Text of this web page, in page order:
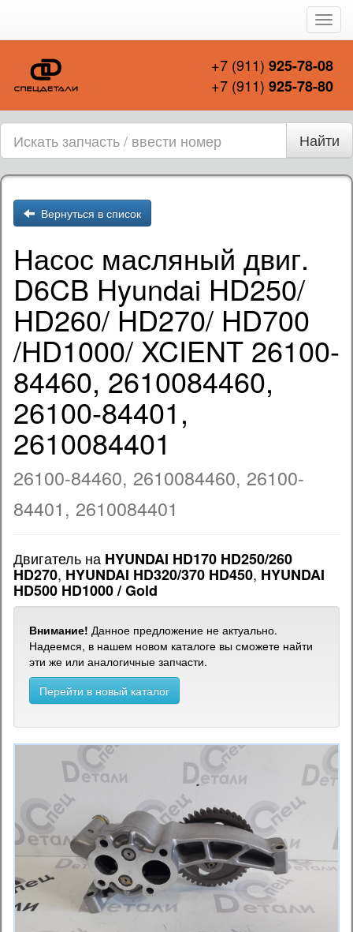
+7 (911) 925-78-08
+7 (911) 925-78-80
Найти
Вернуться в список
Насос масляный двиг.
D6CB Hyundai HD250/
HD260/ HD270/ HD700
/HD1000/ XCIENT 26100-
84460, 2610084460,
26100-84401,
2610084401
26100-84460, 2610084460, 26100-
84401, 2610084401
Двигатель на HYUNDAI HD170 HD250/260
HD270, HYUNDAI HD320/370 HD450, HYUNDAI
HD500 HD1000 / Gold
Внимание! Данное предложение не актуально.
Надеемся, в нашем новом каталоге вы сможете найти
эти же или аналогичные запчасти.
Перейти в новый каталог